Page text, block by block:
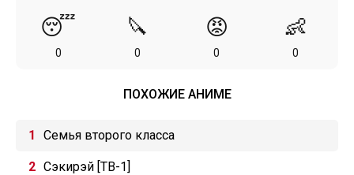
😴
0
🔪
0
😡
0
👶
0
ПОХОЖИЕ АНИМЕ
Семья второго класса
Сэкирэй [ТВ-1]